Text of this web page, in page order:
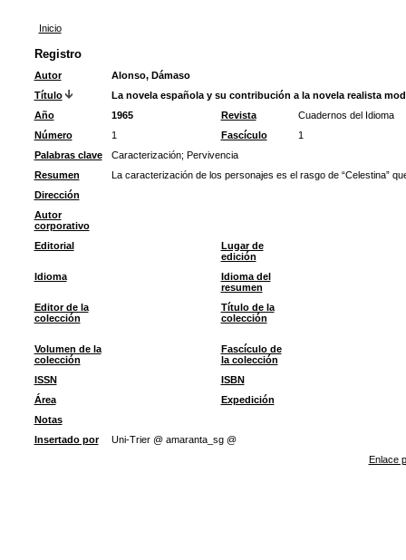
Inicio
Registro
Autor
Alonso, Dámaso
Título
La novela española y su contribución a la novela realista
Año
1965 Revista
Cuadernos del Idioma
Número
1 Fascículo
1
Palabras clave
Caracterización; Pervivencia
Resumen
La caracterización de los personajes es el rasgo de “Celestina”
Dirección
Autor
corporativo
Editorial
Lugar de
edición
Idioma
Idioma del
resumen
Editor de la
colección
Título de la
colección
Volumen de la
colección
Fascículo de
la colección
ISSN
ISBN
Área
Expedición
Notas
Insertado por
Uni-Trier @ amaranta_sg @
Enlace